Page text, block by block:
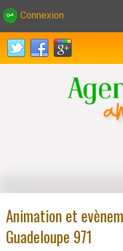
Connexion
Animation et
Guadeloupe 971